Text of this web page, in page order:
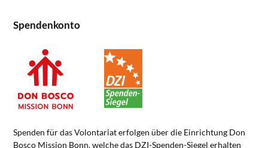
Spendenkonto
Spenden für das Volontariat erfolgen über die Einrichtung Don
Bosco Mission Bonn, welche das DZI-Spenden-Siegel erhalten